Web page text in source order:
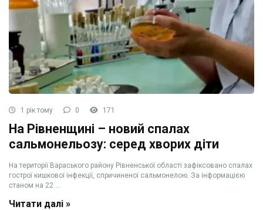
1 рік тому 0 171
На Рівненщині – новий спалах
сальмонельозу: серед хворих діти
На території Вараського району Рівненської області зафіксовано спалах
гострої кишкової інфекції, спричиненої сальмонелою. За інформацією
станом на 22 ...
Читати далі »